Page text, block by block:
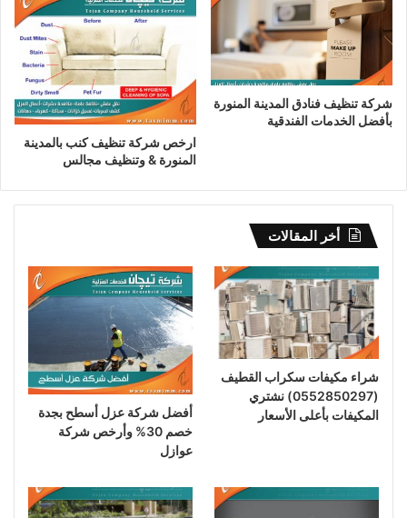
شركة تنظيف فنادق المدينة المنورة
بأفضل الخدمات الفندقية
ارخص شركة تنظيف كنب بالمدينة
المنورة & وتنظيف مجالس
أخر المقالات
شراء مكيفات سكراب القطيف
(0552850297) نشتري
المكيفات بأعلى الأسعار
أفضل شركة عزل أسطح بجدة
خصم 30% وأرخص شركة
عوازل